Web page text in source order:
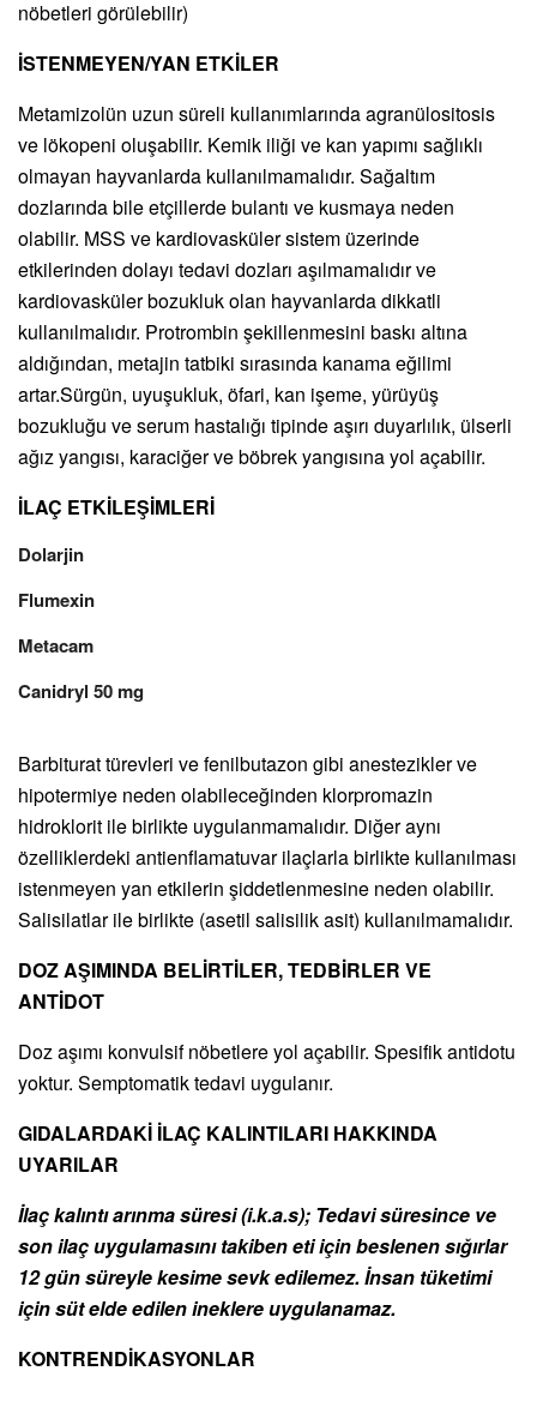
nöbetleri görülebilir)
İSTENMEYEN/YAN ETKİLER
Metamizolün uzun süreli kullanımlarında agranülositosis
ve lökopeni oluşabilir. Kemik iliği ve kan yapımı sağlıklı
olmayan hayvanlarda kullanılmamalıdır. Sağaltım
dozlarında bile etçillerde bulantı ve kusmaya neden
olabilir. MSS ve kardiovasküler sistem üzerinde
etkilerinden dolayı tedavi dozları aşılmamalıdır ve
kardiovasküler bozukluk olan hayvanlarda dikkatli
kullanılmalıdır. Protrombin şekillenmesini baskı altına
aldığından, metajin tatbiki sırasında kanama eğilimi
artar.Sürgün, uyuşukluk, öfari, kan işeme, yürüyüş
bozukluğu ve serum hastalığı tipinde aşırı duyarlılık, ülserli
ağız yangısı, karaciğer ve böbrek yangısına yol açabilir.
İLAÇ ETKİLEŞİMLERİ
Dolarjin
Flumexin
Metacam
Canidryl 50 mg
Barbiturat türevleri ve fenilbutazon gibi anestezikler ve
hipotermiye neden olabileceğinden klorpromazin
hidroklorit ile birlikte uygulanmamalıdır. Diğer aynı
özelliklerdeki antienflamatuvar ilaçlarla birlikte kullanılması
istenmeyen yan etkilerin şiddetlenmesine neden olabilir.
Salisilatlar ile birlikte (asetil salisilik asit) kullanılmamalıdır.
DOZ AŞIMINDA BELİRTİLER, TEDBİRLER VE
ANTİDOT
Doz aşımı konvulsif nöbetlere yol açabilir. Spesifik antidotu
yoktur. Semptomatik tedavi uygulanır.
GIDALARDAKİ İLAÇ KALINTILARI HAKKINDA
UYARILAR
İlaç kalıntı arınma süresi (i.k.a.s); Tedavi süresince ve
son ilaç uygulamasını takiben eti için beslenen sığırlar
12 günsüreyle kesime sevk edilemez. İnsan tüketimi
için süt elde edilen ineklere uygulanamaz.
KONTRENDİKASYONLAR